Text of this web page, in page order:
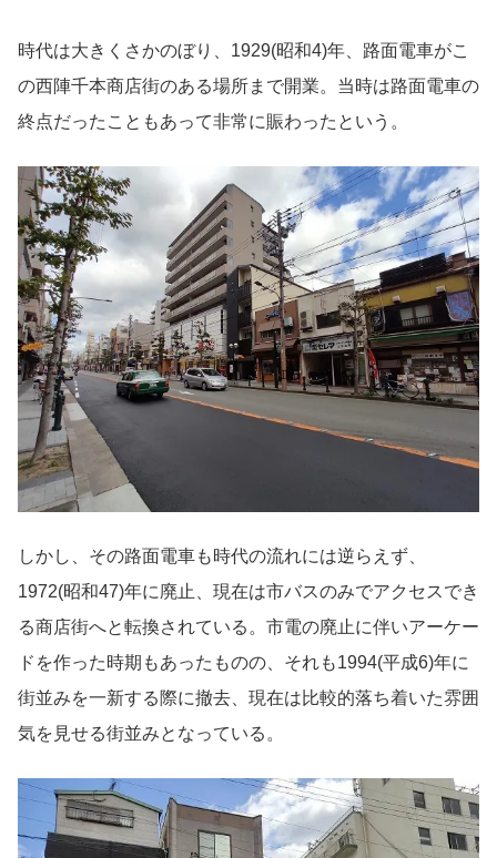
時代は大きくさかのぼり、1929(昭和4)年、路面電車がこ
の西陣千本商店街のある場所まで開業。当時は路面電車の
終点だったこともあって非常に賑わったという。
しかし、その路面電車も時代の流れには逆らえず、
1972(昭和47)年に廃止、現在は市バスのみでアクセスでき
る商店街へと転換されている。市電の廃止に伴いアーケー
ドを作った時期もあったものの、それも1994(平成6)年に
街並みを一新する際に撤去、現在は比較的落ち着いた雰囲
気を見せる街並みとなっている。